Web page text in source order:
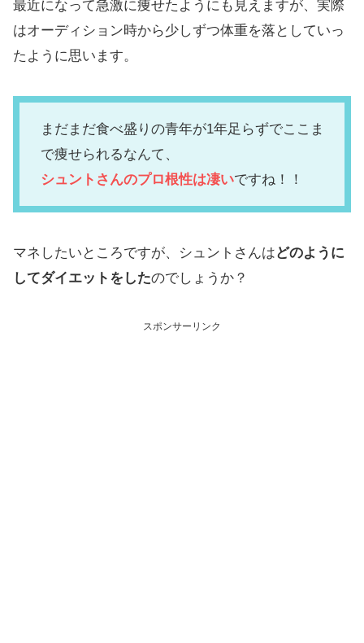
最近になって急激に痩せたようにも見えますが、実際
はオーディション時から少しずつ体重を落としていっ
たように思います。
まだまだ食べ盛りの青年が1年足らずでここま
で痩せられるなんて、
シュントさんのプロ根性は凄いですね！！
マネしたいところですが、シュントさんはどのように
してダイエットをしたのでしょうか？
スポンサーリンク